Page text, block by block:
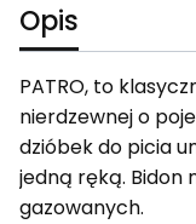
Opis
PATRO, to
nierdzewnej o
dzióbek do picia
jedną ręką. Bidon
gazowanych.